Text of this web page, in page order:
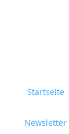
Startseite
Newsletter